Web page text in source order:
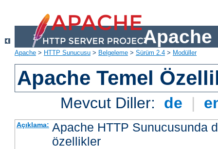
Apache
Apache > HTTP Sunucusu > Belgeleme > Sürüm 2.4 > Modüller
Apache Temel
Mevcut Diller: de |
Açıklama: Apache HTTP Sunucusunda
özellikler